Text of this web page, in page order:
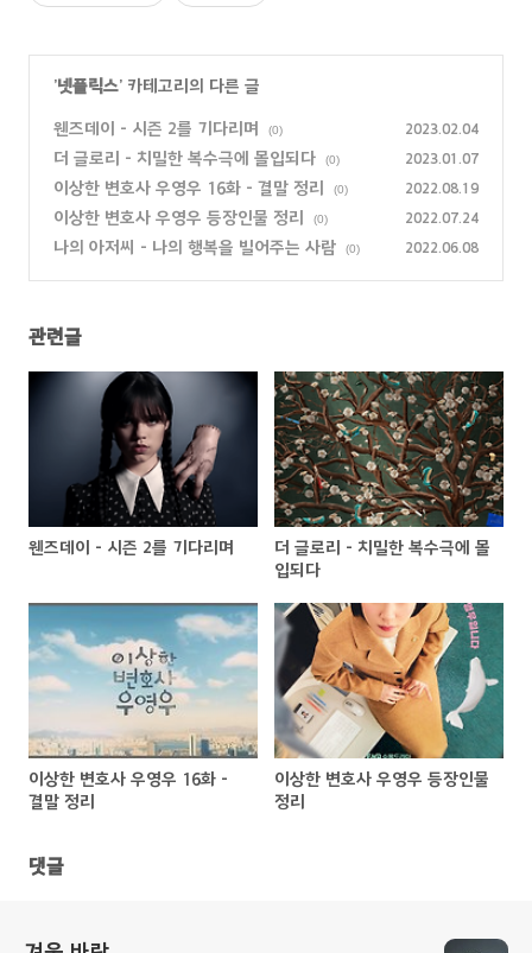
'넷플릭스' 카테고리의 다른 글
웬즈데이 - 시즌 2를 기다리며 (0) 2023.02.04
더 글로리 - 치밀한 복수극에 몰입되다 (0) 2023.01.07
이상한 변호사 우영우 16화 - 결말 정리 (0) 2022.08.19
이상한 변호사 우영우 등장인물 정리 (0) 2022.07.24
나의 아저씨 - 나의 행복을 빌어주는 사람 (0) 2022.06.08
관련글
웬즈데이 - 시즌 2를 기다리며
더 글로리 - 치밀한 복수극에 몰
입되다
이상한 변호사 우영우 16화 -
결말 정리
이상한 변호사 우영우 등장인물
정리
댓글